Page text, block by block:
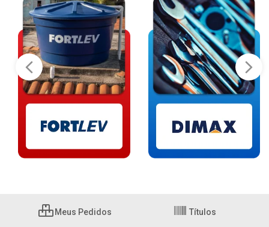
Meus Pedidos Títulos